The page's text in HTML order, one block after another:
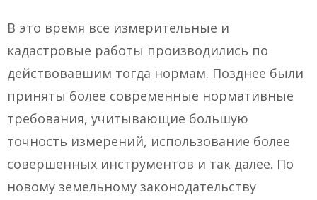
В это время все измерительные и
кадастровые работы производились по
действовавшим тогда нормам. Позднее были
приняты более современные нормативные
требования, учитывающие большую
точность измерений, использование более
совершенных инструментов и так далее. По
новому земельному законодательству